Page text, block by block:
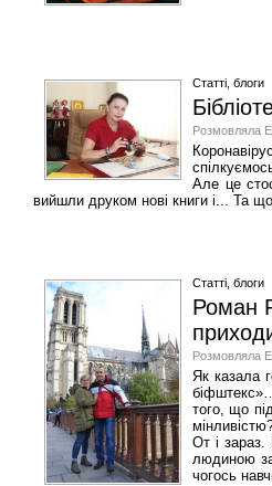
Статті, блоги
Розмовляла
Але це
вийшли друком нові книги і... Та
Статті, блоги
Роман
Розмовляла
Як казала
того, що
От і зараз.
людиною
чогось